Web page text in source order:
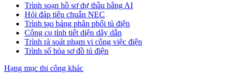
Trình soạn hồ sơ dự thầu bằng AI
Hỏi đáp tiêu chuẩn NEC
Trình tạo bảng phân phối tủ điện
Công cụ tính tiết diện dây dẫn
Trình rà soát phạm vi công việc điện
Trình số hóa sơ đồ tủ điện
Hạng mục thi công khác